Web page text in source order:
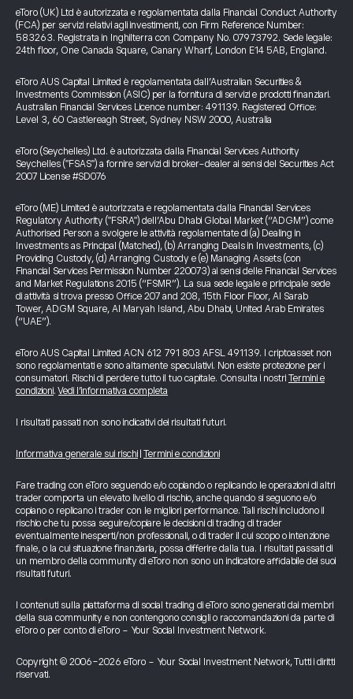
eToro (UK) Ltd è autorizzata e regolamentata dalla Financial Conduct Authority
(FCA) per servizi relativi agli investimenti, con Firm Reference Number:
583263. Registrata in Inghilterra con Company No. 07973792. Sede legale:
24th floor, One Canada Square, Canary Wharf, London E14 5AB, England.
eToro AUS Capital Limited è regolamentata dall’Australian Securities &
Investments Commission (ASIC) per la fornitura di servizi e prodotti finanziari.
Australian Financial Services Licence number: 491139. Registered Office:
Level 3, 60 Castlereagh Street, Sydney NSW 2000, Australia
eToro (Seychelles) Ltd. è autorizzata dalla Financial Services Authority
Seychelles ("FSAS") a fornire servizi di broker-dealer ai sensi del Securities Act
2007 License #SD076
eToro (ME) Limited è autorizzata e regolamentata dalla Financial Services
Regulatory Authority ("FSRA") dell’Abu Dhabi Global Market (“ADGM”) come
Authorised Person a svolgere le attività regolamentate di (a) Dealing in
Investments as Principal (Matched), (b) Arranging Deals in Investments, (c)
Providing Custody, (d) Arranging Custody e (e) Managing Assets (con
Financial Services Permission Number 220073) ai sensi delle Financial Services
and Market Regulations 2015 (“FSMR”). La sua sede legale e principale sede
di attività si trova presso Office 207 and 208, 15th Floor Floor, Al Sarab
Tower, ADGM Square, Al Maryah Island, Abu Dhabi, United Arab Emirates
(“UAE”).
eToro AUS Capital Limited ACN 612 791 803 AFSL 491139. I criptoasset non
sono regolamentati e sono altamente speculativi. Non esiste protezione per i
consumatori. Rischi di perdere tutto il tuo capitale. Consulta i nostri Termini e
condizioni.Vedi l’informativa completa
I risultati passati non sono indicativi dei risultati futuri.
Informativa generale sui rischi Termini e condizioni
Fare trading con eToro seguendo e/o copiando o replicando le operazioni di altri
trader comporta un elevato livello di rischio, anche quando si seguono e/o
copiano o replicano i trader con le migliori performance. Tali rischi includono il
rischio che tu possa seguire/copiare le decisioni di trading di trader
eventualmente inesperti/non professionali, o di trader il cui scopo o intenzione
finale, o la cui situazione finanziaria, possa differire dalla tua. I risultati passati di
un membro della community di eToro non sono un indicatore affidabile dei suoi
risultati futuri.
I contenuti sulla piattaforma di social trading di eToro sono generati dai membri
della sua community e non contengono consigli o raccomandazioni da parte di
eToro o per conto di eToro - Your Social Investment Network.
Copyright © 2006-2026 eToro - Your Social Investment Network, Tutti i diritti
riservati.